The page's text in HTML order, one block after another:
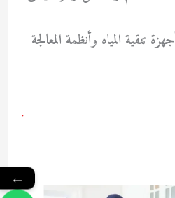
تنقية المياه وأنظمة المعالجة
←